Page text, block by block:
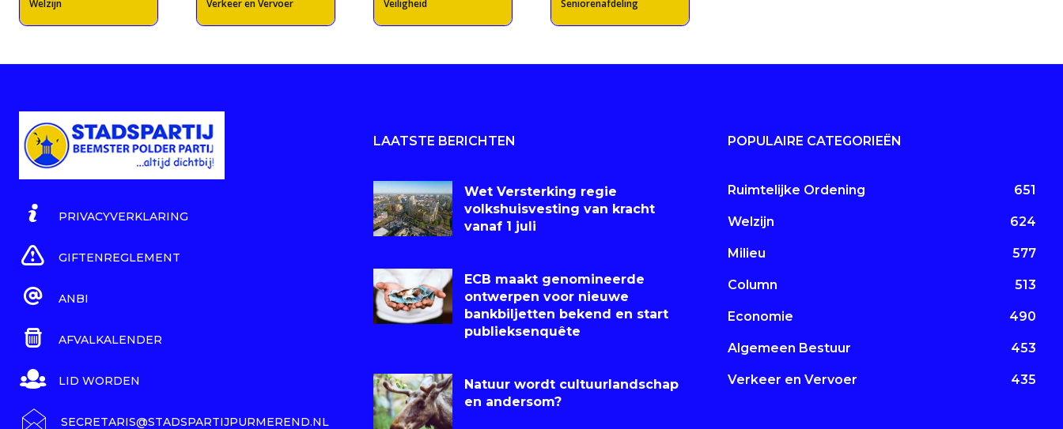
Welzijn
Verkeer en Vervoer
Veiligheid
Seniorenafdeling
PRIVACYVERKLARING
GIFTENREGLEMENT
ANBI
AFVALKALENDER
LID WORDEN
SECRETARIS@STADSPARTIJPURMEREND.NL
LAATSTE BERICHTEN
Wet Versterking regie
volkshuisvesting van kracht
vanaf 1 juli
ECB maakt genomineerde
ontwerpen voor nieuwe
bankbiljetten bekend en start
publieksenquête
Natuur wordt cultuurlandschap
en andersom?
POPULAIRE CATEGORIEËN
Ruimtelijke Ordening 651
Welzijn 624
Milieu 577
Column 513
Economie 490
Algemeen Bestuur 453
Verkeer en Vervoer 435